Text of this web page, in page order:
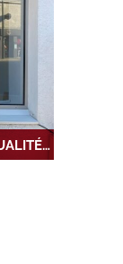
ACTUALITÉS DES CABINETS, ACTUALITÉS DU RÉSEAU